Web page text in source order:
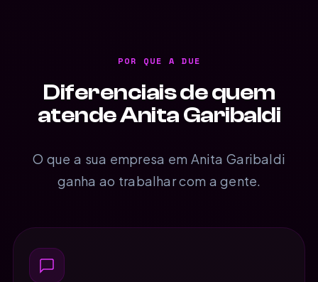
POR QUE A DUE
Diferenciais de quem
atende Anita Garibaldi
O que a sua empresa em Anita Garibaldi
ganha ao trabalhar com a gente.